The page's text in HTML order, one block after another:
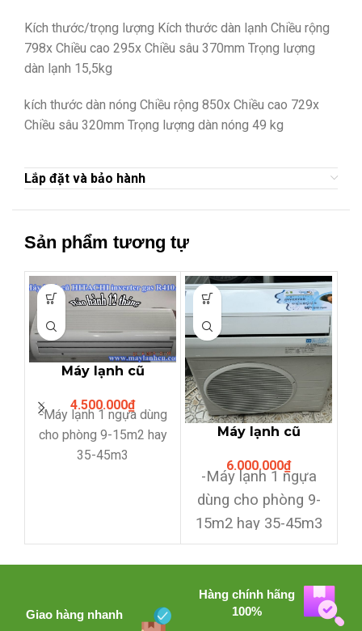
Kích thước/trọng lượng Kích thước dàn lạnh Chiều rộng
798x Chiều cao 295x Chiều sâu 370mm Trọng lượng
dàn lạnh 15,5kg
kích thước dàn nóng Chiều rộng 850x Chiều cao 729x
Chiều sâu 320mm Trọng lượng dàn nóng 49 kg
Lắp đặt và bảo hành
Sản phẩm tương tự
Máy lạnh cũ
inverter (gas
R410A)
4.500.000₫
-Máy lạnh 1 ngựa dùng
cho phòng 9-15m2 hay
35-45m3
R410A
-Miễn phí lắp đặt + 3m
Máy lạnh cũ
inverter gas
R410A
6.000.000₫
-Máy lạnh 1 ngựa
dùng cho phòng 9-
15m2 hay 35-45m3
-Loại inverter tiết
kiệm đện 50-60%
điện năng,sử dụng
gas R410A
-Block
Giao hàng nhanh
Hàng chính hãng
100%